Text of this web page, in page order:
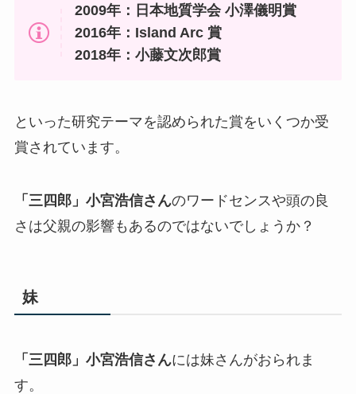
2009年：日本地質学会 小澤儀明賞
2016年：Island Arc 賞
2018年：小藤文次郎賞
といった研究テーマを認められた賞をいくつか受
賞されています。
「三四郎」小宮浩信さんのワードセンスや頭の良
さは父親の影響もあるのではないでしょうか？
妹
「三四郎」小宮浩信さんには妹さんがおられま
す。